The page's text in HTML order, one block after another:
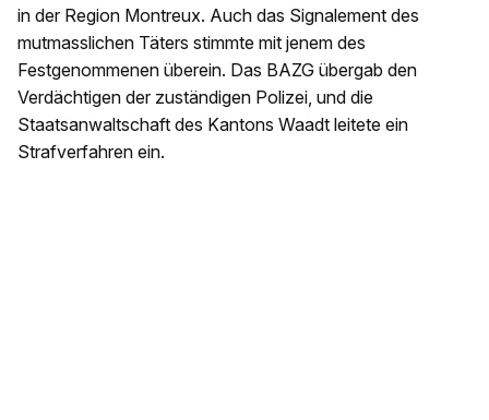
in der Region Montreux. Auch das Signalement des
mutmasslichen Täters stimmte mit jenem des
Festgenommenen überein. Das BAZG übergab den
Verdächtigen der zuständigen Polizei, und die
Staatsanwaltschaft des Kantons Waadt leitete ein
Strafverfahren ein.